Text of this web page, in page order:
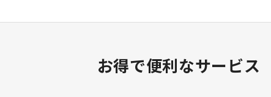
お得で便利なサービス